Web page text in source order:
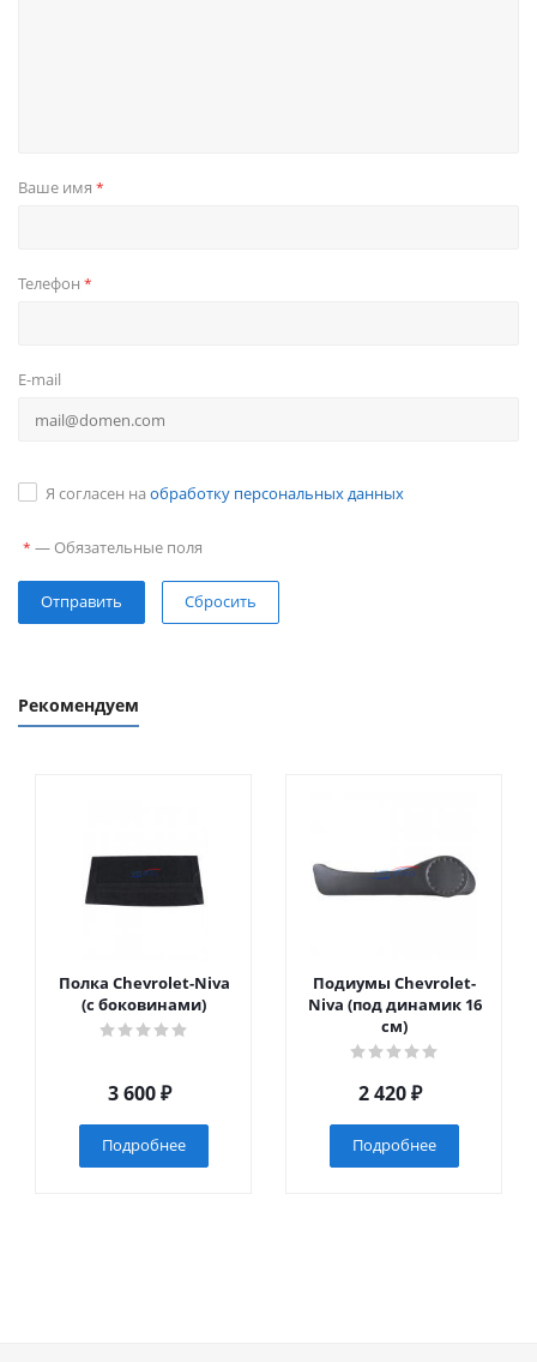
Ваше имя *
Телефон *
E-mail
Я согласен на обработку персональных данных
* — Обязательные поля
Сбросить
Рекомендуем
Полка Chevrolet-Niva
(с боковинами)
3 600₽
Подробнее
Подиумы Chevrolet-
Niva (под динамик 16
см)
2 420₽
Подробнее